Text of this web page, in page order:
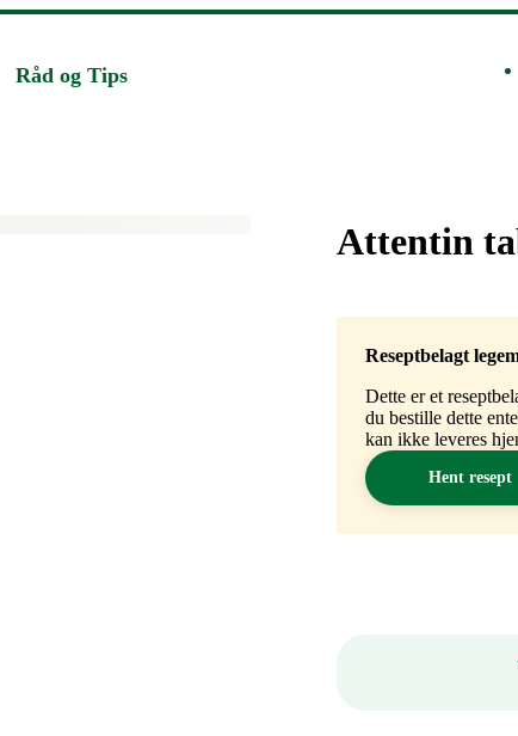
Råd og Tips
Attentin
Reseptbelagt
Dette er et
du bestille dette
kan ikke leveres
Hent resept